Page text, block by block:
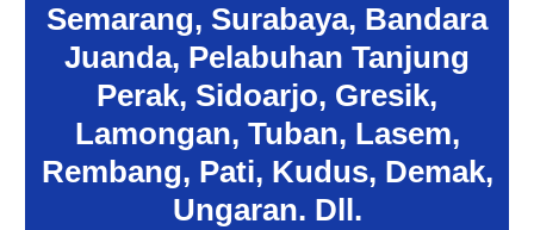
Semarang, Surabaya, Bandara
Juanda, Pelabuhan Tanjung
Perak, Sidoarjo, Gresik,
Lamongan, Tuban, Lasem,
Rembang, Pati, Kudus, Demak,
Ungaran. Dll.